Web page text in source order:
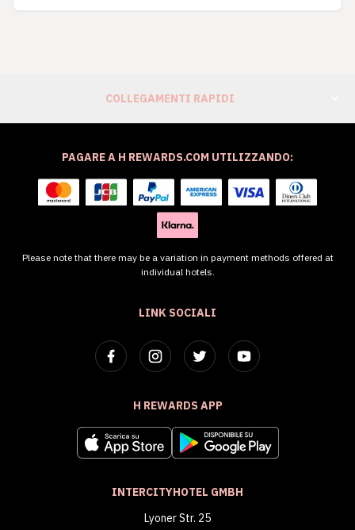
COLLEGAMENTI RAPIDI
LINK SOCIALI
H REWARDS APP
INTERCITYHOTEL GMBH
Lyoner Str. 25
PAGARE A H REWARDS.COM UTILIZZANDO:
Please note that there may be a variation in payment methods offered at
individual hotels.